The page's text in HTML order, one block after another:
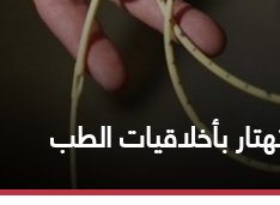
بأخلاقيات الطب